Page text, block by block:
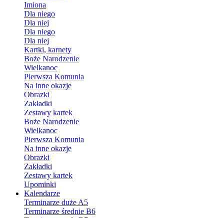
Imiona
Dla niego
Dla niej
Dla niego
Dla niej
Kartki, karnety
Boże Narodzenie
Wielkanoc
Pierwsza Komunia
Na inne okazje
Obrazki
Zakładki
Zestawy kartek
Boże Narodzenie
Wielkanoc
Pierwsza Komunia
Na inne okazje
Obrazki
Zakładki
Zestawy kartek
Upominki
Kalendarze
Terminarze duże A5
Terminarze średnie B6